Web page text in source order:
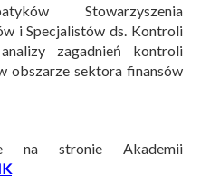
Stowarzyszenia
i Specjalistów ds. Kontroli
zagadnień kontroli
obszarze sektora finansów
na stronie Akademii